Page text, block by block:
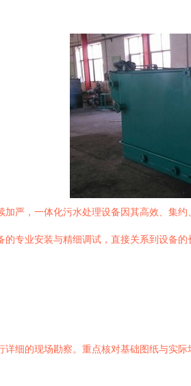
严，一体化污水处理设备因其高效、集
专业安装与精细调试，直接关系到设备
详细的现场勘察。重点核对基础图纸与实